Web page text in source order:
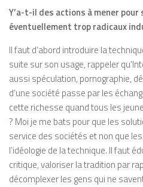
Y’a-t-il des actions à mener
éventuellement trop radicaux
Il faut d’abord introduire la
suite sur son usage, rappeler
aussi spéculation, pornographie,
d’une société passe par les
cette richesse quand tous les
? Moi je me bats pour que les
service des sociétés et non que
l’idéologie de la technique. Il faut
critique, valoriser la tradition par
décomplexer les gens qui ne